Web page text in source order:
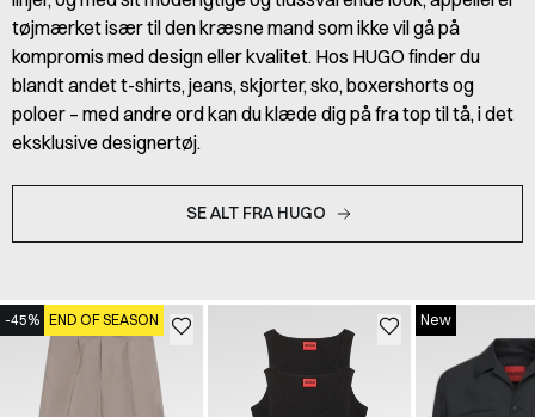
tøjmærket især til den kræsne mand som ikke vil gå på
kompromis med design eller kvalitet. Hos HUGO finder du
blandt andet t-shirts, jeans, skjorter, sko, boxershorts og
poloer – med andre ord kan du klæde dig på fra top til tå, i det
eksklusive designertøj.
SE ALT FRA HUGO
-45% END OF SEASON New